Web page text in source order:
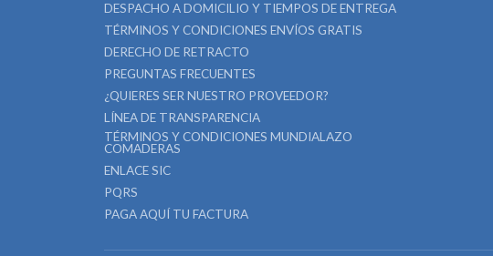
DESPACHO A DOMICILIO Y TIEMPOS DE ENTREGA
TÉRMINOS Y CONDICIONES ENVÍOS GRATIS
DERECHO DE RETRACTO
PREGUNTAS FRECUENTES
¿QUIERES SER NUESTRO PROVEEDOR?
LÍNEA DE TRANSPARENCIA
TÉRMINOS Y CONDICIONES MUNDIALAZO
COMADERAS
ENLACE SIC
PQRS
PAGA AQUÍ TU FACTURA